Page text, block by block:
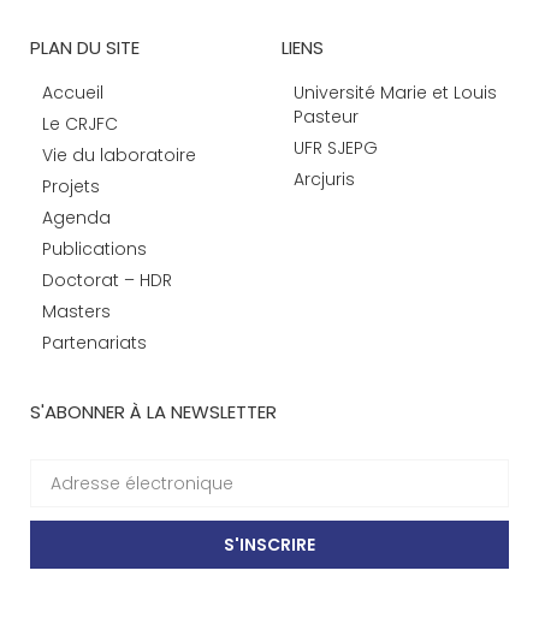
PLAN DU SITE
Accueil
Le CRJFC
Vie du laboratoire
Projets
Agenda
Publications
Doctorat – HDR
Masters
Partenariats
LIENS
Université Marie et Louis
Pasteur
UFR SJEPG
Arcjuris
S'ABONNER À LA NEWSLETTER
S'INSCRIRE